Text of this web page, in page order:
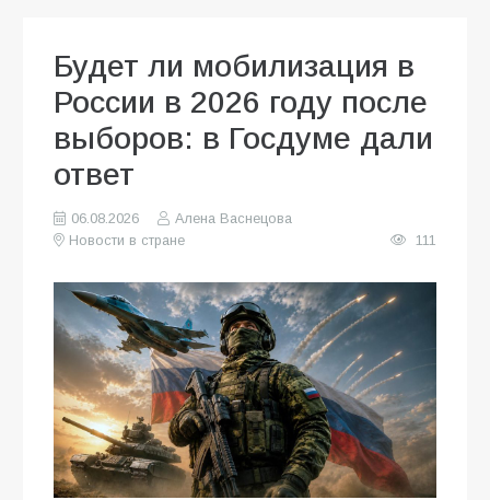
Будет ли мобилизация в
России в 2026 году после
выборов: в Госдуме дали
ответ
06.08.2026
Алена Васнецова
Новости в стране
111